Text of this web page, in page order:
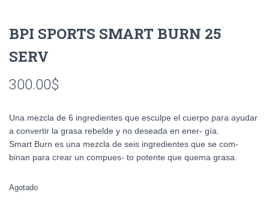
BPI SPORTS SMART BURN 25
SERV
300.00$
Una mezcla de 6 ingredientes que esculpe el cuerpo para ayudar
a convertir la grasa rebelde y no deseada en ener- gía.
Smart Burn es una mezcla de seis ingredientes que se com-
binan para crear un compues- to potente que quema grasa.
Agotado